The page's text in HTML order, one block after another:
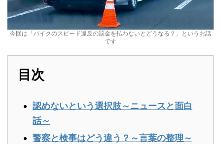
今回は「バイクのスピード違反の罰金を払わないとどうなる？」というお話
です
目次
認めないという選択肢～ニュースと面白
話～
警察と検事はどう違う？～言葉の整理～